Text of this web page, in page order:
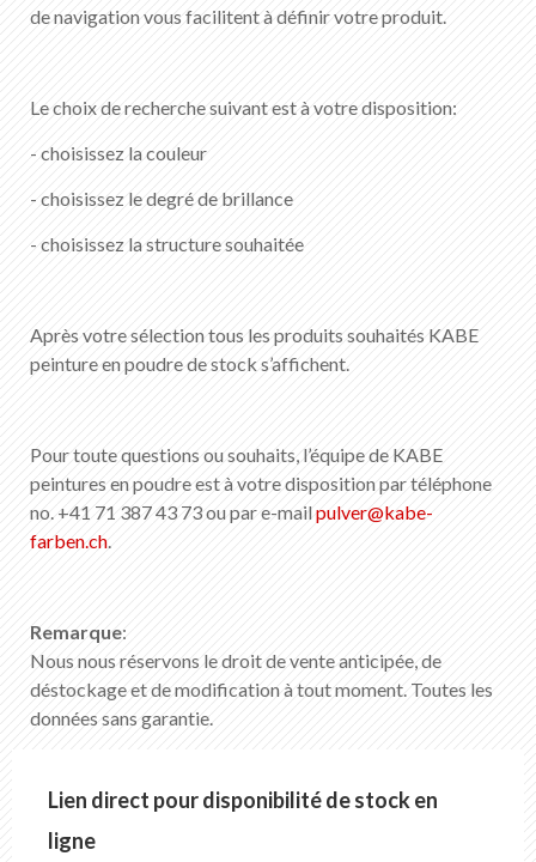
de navigation vous facilitent à définir votre produit.
Le choix de recherche suivant est à votre disposition:
- choisissez la couleur
- choisissez le degré de brillance
- choisissez la structure souhaitée
Après votre sélection tous les produits souhaités KABE
peinture en poudre de stock s’affichent.
Pour toute questions ou souhaits, l’équipe de KABE
peintures en poudre est à votre disposition par téléphone
no. +41 71 387 43 73 ou par e-mailpulver@kabe-
farben.ch.
Remarque:
Nous nous réservons le droit de vente anticipée, de
déstockage et de modification à tout moment. Toutes les
données sans garantie.
Lien direct pour disponibilité de stock en
ligne